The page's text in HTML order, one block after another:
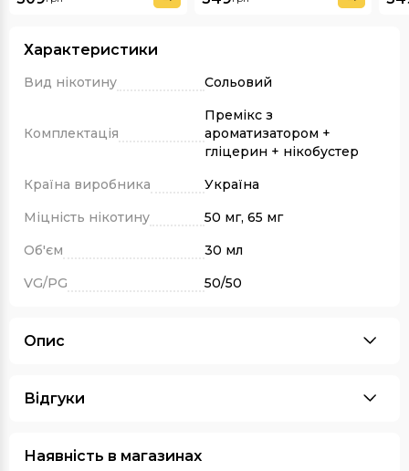
Характеристики
Вид нікотину Сольовий
Комплектація
Премікс з
ароматизатором +
гліцерин + нікобустер
Країна виробника
Україна
Міцність нікотину
50 мг, 65 мг
Об'єм
30 мл
VG/PG
50/50
Опис
Відгуки
Наявність в магазинах